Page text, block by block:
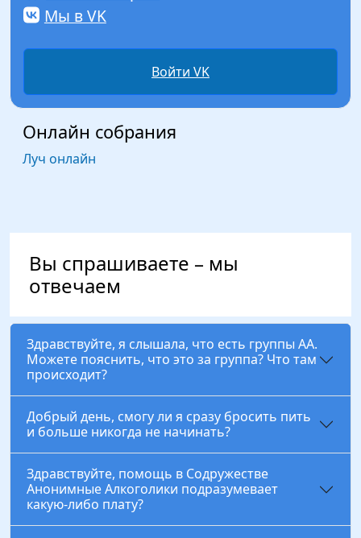
Мы в VK
Войти VK
Онлайн собрания
Луч онлайн
Вы спрашиваете – мы
отвечаем
Здравствуйте, я слышала, что есть группы АА.
Можете пояснить, что это за группа? Что там
происходит?
Добрый день, смогу ли я сразу бросить пить
и больше никогда не начинать?
Здравствуйте, помощь в Содружестве
Анонимные Алкоголики подразумевает
какую-либо плату?